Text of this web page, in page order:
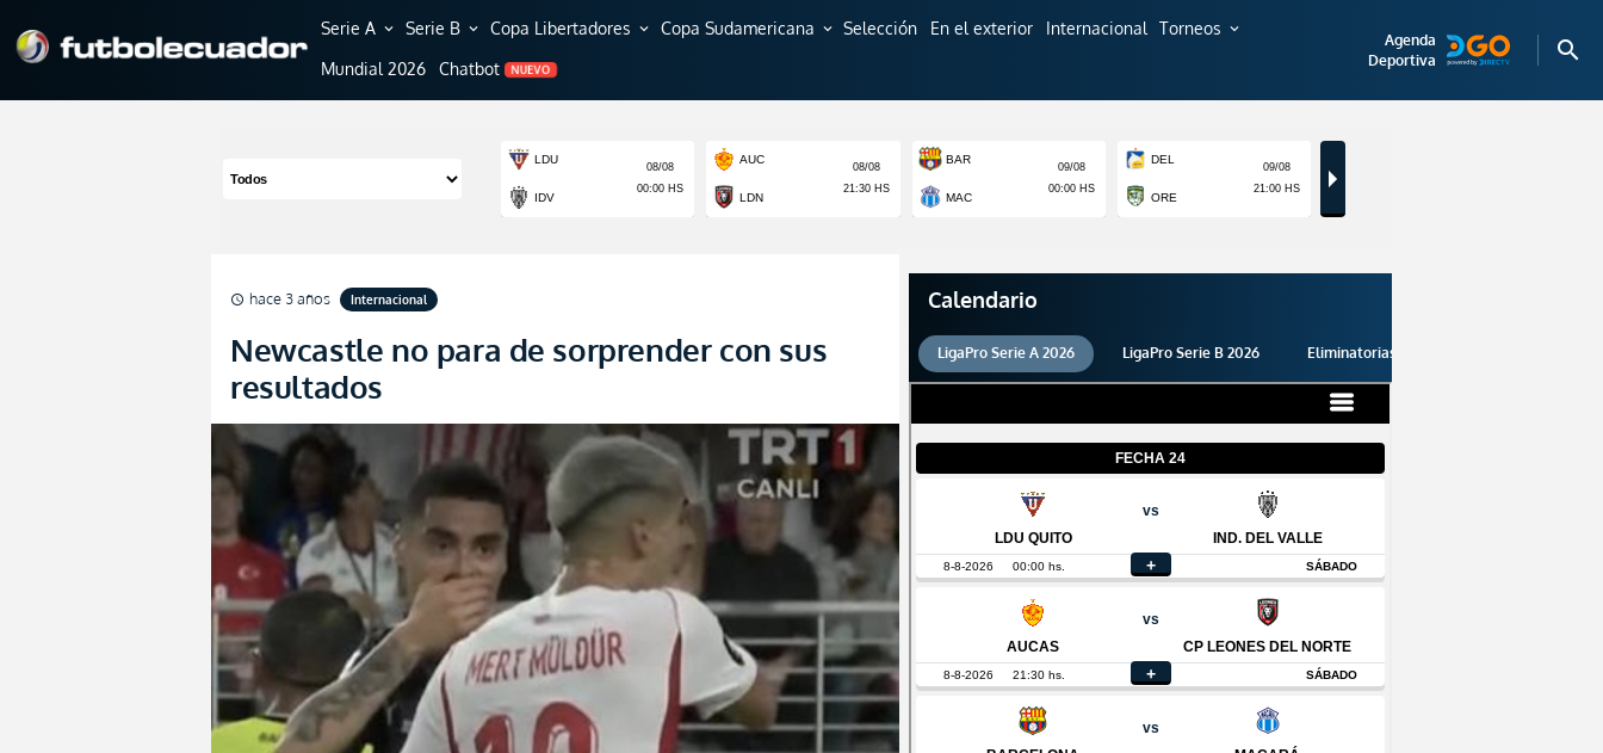
Serie A expand_more Serie B expand_more Copa Libertadores expand_more Copa Sudamericana expand_more Selección En el exterior Internacional Torneos expand_more
Mundial 2026 Chatbot NUEVO
Agenda
Deportiva
search
schedule hace 3 años Internacional
Newcastle no para de sorprender con sus
resultados
Calendario
LigaPro Serie A 2026 LigaPro Serie B 2026 Eliminatorias 2026